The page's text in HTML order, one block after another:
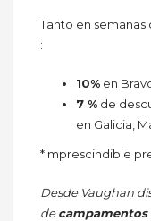
Tanto en
:
10% en
7 % de
en Galicia,
*Imprescindible
Desde Vaughan
decampamentos